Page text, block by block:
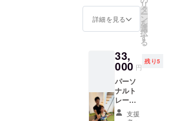
導。が
セット
ご利用
可能期
間:2022
年1月4
日〜
2022年
3月31日
りお得
な クラ
ウド
ファン
グ限定
価格に
なって
おりま
す！
ウェ
ア・
詳細を見る
リ
タ
ー
ン
を
選
択
す
る
33,
000 円
残り5
パーソ
ナルト
レーニ
ング30
分+キッ
支援